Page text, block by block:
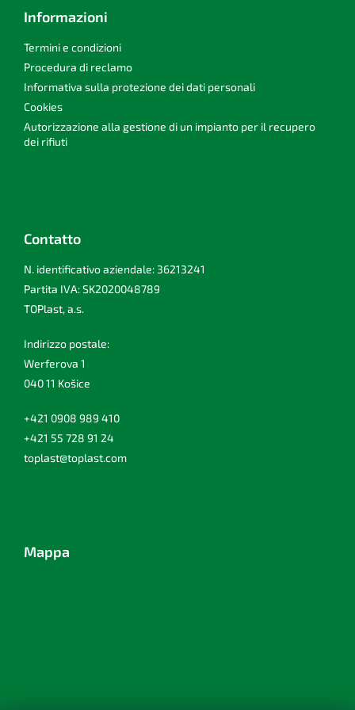
Informazioni
Termini e condizioni
Procedura di reclamo
Informativa sulla protezione dei dati personali
Cookies
Autorizzazione alla gestione di un impianto per il recupero
dei rifiuti
Contatto
N. identificativo aziendale: 36213241
Partita IVA: SK2020048789
TOPlast, a.s.
Indirizzo postale:
Werferova 1
040 11 Košice
+421 0908 989 410
+421 55 728 91 24
toplast@toplast.com
Mappa